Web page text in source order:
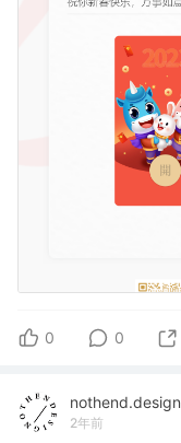
0 0
nothend.design
2年前